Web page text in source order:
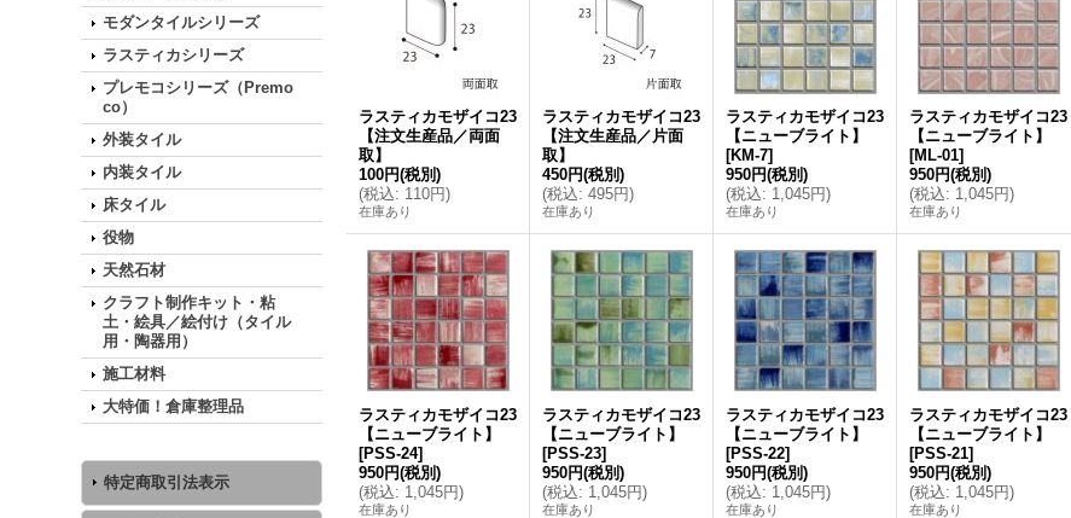
モダンタイルシリーズ
ラスティカシリーズ
プレモコシリーズ（Premo
co）
外装タイル
内装タイル
床タイル
役物
天然石材
クラフト制作キット・粘
土・絵具／絵付け（タイル
用・陶器用）
施工材料
大特価！倉庫整理品
特定商取引法表示
ラスティカモザイコ23
【注文生産品／両面
取】
100円(税別)
(税込: 110円)
在庫あり
ラスティカモザイコ23
【注文生産品／片面
取】
450円(税別)
(税込: 495円)
在庫あり
ラスティカモザイコ23
【ニューブライト】
[KM-7]
950円(税別)
(税込: 1,045円)
在庫あり
ラスティカモザイコ23
【ニューブライト】
[ML-01]
950円(税別)
(税込: 1,045円)
在庫あり
ラスティカモザイコ23
【ニューブライト】
[PSS-24]
950円(税別)
(税込: 1,045円)
在庫あり
ラスティカモザイコ23
【ニューブライト】
[PSS-23]
950円(税別)
(税込: 1,045円)
在庫あり
ラスティカモザイコ23
【ニューブライト】
[PSS-22]
950円(税別)
(税込: 1,045円)
在庫あり
ラスティカモザイコ23
【ニューブライト】
[PSS-21]
950円(税別)
(税込: 1,045円)
在庫あり